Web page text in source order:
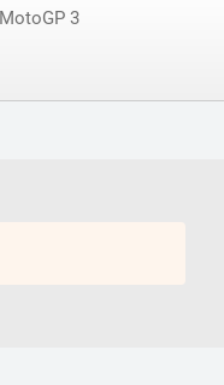
MotoGP 3